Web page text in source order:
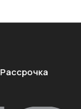
Рассрочка